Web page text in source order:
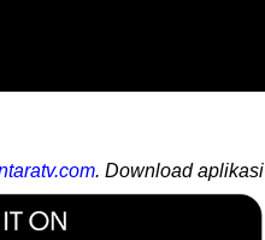
. Download aplikasi